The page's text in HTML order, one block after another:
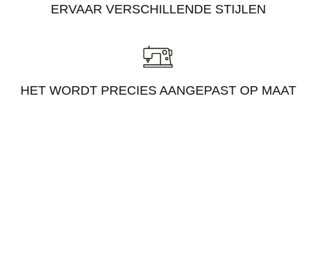
ERVAAR VERSCHILLENDE STIJLEN
HET WORDT PRECIES AANGEPAST OP MAAT